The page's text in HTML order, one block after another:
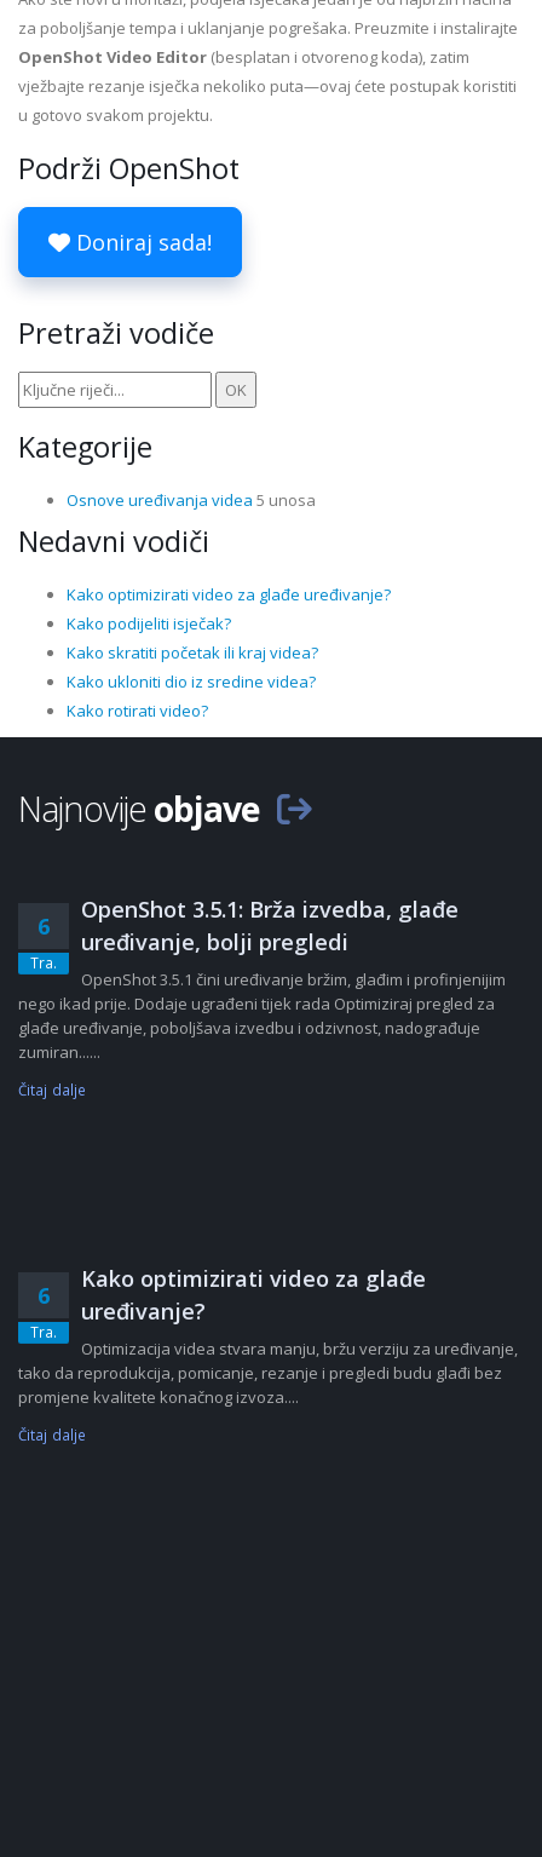
za poboljšanje tempa i uklanjanje pogrešaka. Preuzmite i instalirajte
OpenShot Video Editor (besplatan i otvorenog koda), zatim
vježbajte rezanje isječka nekoliko puta—ovaj ćete postupak koristiti
u gotovo svakom projektu.
Podrži OpenShot
Doniraj sada!
Pretraži vodiče
Kategorije
Osnove uređivanja videa 5 unosa
Nedavni vodiči
Kako optimizirati video za glađe uređivanje?
Kako podijeliti isječak?
Kako skratiti početak ili kraj videa?
Kako ukloniti dio iz sredine videa?
Kako rotirati video?
Najnovijeobjave
6
Tra.
OpenShot 3.5.1: Brža izvedba, glađe
uređivanje, bolji pregledi
OpenShot 3.5.1 čini uređivanje bržim, glađim i profinjenijim
nego ikad prije. Dodaje ugrađeni tijek rada Optimiziraj pregled za
glađe uređivanje, poboljšava izvedbu i odzivnost, nadograđuje
zumiran......
Čitaj dalje
6
Tra.
Kako optimizirati video za glađe
uređivanje?
Optimizacija videa stvara manju, bržu verziju za uređivanje,
tako da reprodukcija, pomicanje, rezanje i pregledi budu glađi bez
promjene kvalitete konačnog izvoza....
Čitaj dalje